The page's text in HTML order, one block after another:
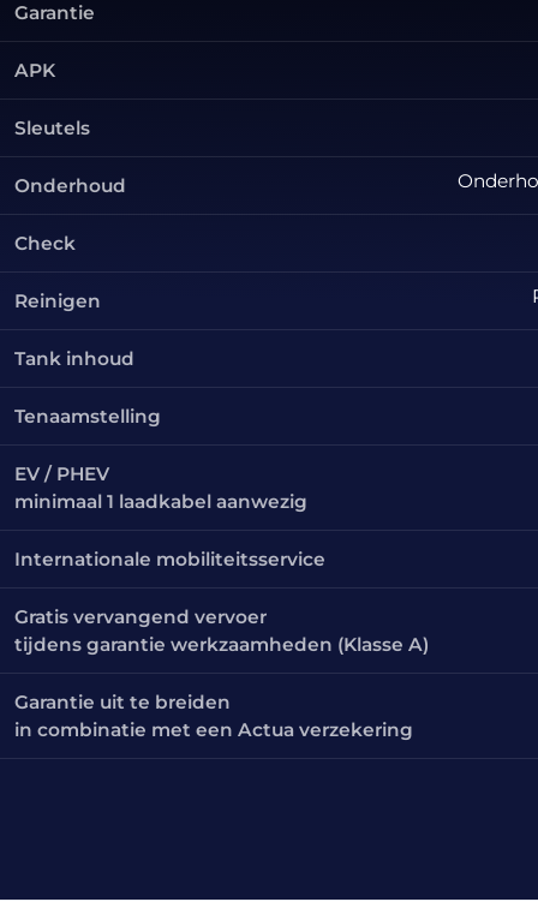
Garantie
APK
Sleutels
Onderhoud
Check
Reinigen
Tank inhoud
Tenaamstelling
EV / PHEV
minimaal 1 laadkabel aanwezig
Internationale mobiliteitsservice
Gratis vervangend vervoer
tijdens garantie werkzaamheden (Klasse A)
Garantie uit te breiden
in combinatie met een Actua verzekering